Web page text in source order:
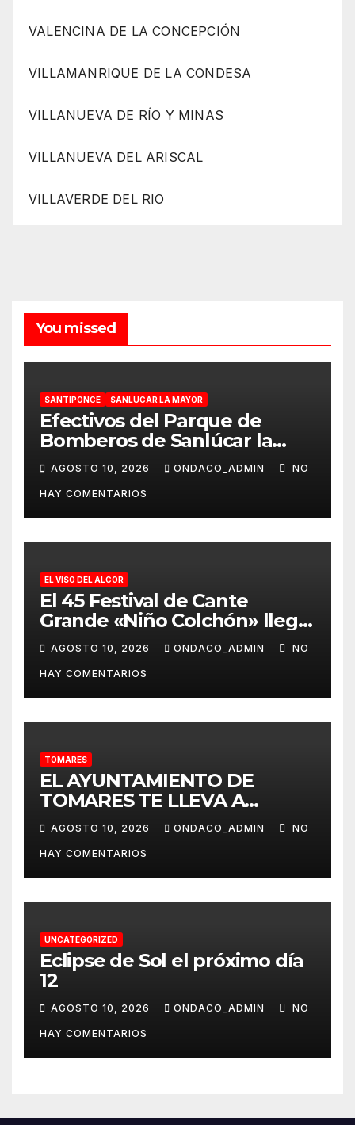
VALENCINA DE LA CONCEPCIÓN
VILLAMANRIQUE DE LA CONDESA
VILLANUEVA DE RÍO Y MINAS
VILLANUEVA DEL ARISCAL
VILLAVERDE DEL RIO
You missed
SANTIPONCE SANLUCAR LA MAYOR
Efectivos del Parque de
Bomberos de Sanlúcar la
Mayor se suman a los de
Santiponce para apoyar la
evacuación de la población
de El Madroño
AGOSTO 10, 2026 ONDACO_ADMIN NO
HAY COMENTARIOS
EL VISO DEL ALCOR
El 45 Festival de Cante
Grande «Niño Colchón» llega
el sábado 3 de octubre, a las
21.30 h, al Viso del Alcor
AGOSTO 10, 2026 ONDACO_ADMIN NO
HAY COMENTARIOS
TOMARES
EL AYUNTAMIENTO DE
TOMARES TE LLEVA A
ALMONTE EL 20 DE AGOSTO
PARA QUE PUEDAS VIVIR ‘LA
VENIDA DE LA VIRGEN DEL
ROCÍO A ALMONTE’
AGOSTO 10, 2026 ONDACO_ADMIN NO
HAY COMENTARIOS
UNCATEGORIZED
Eclipse de Sol el próximo día
12
AGOSTO 10, 2026 ONDACO_ADMIN NO
HAY COMENTARIOS